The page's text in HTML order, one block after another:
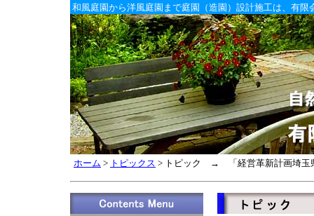
和風庭園から洋風庭園まで庭園（造園）設計施工は、有
ホーム > トピックス > トピック → 「経営革新計画埼玉